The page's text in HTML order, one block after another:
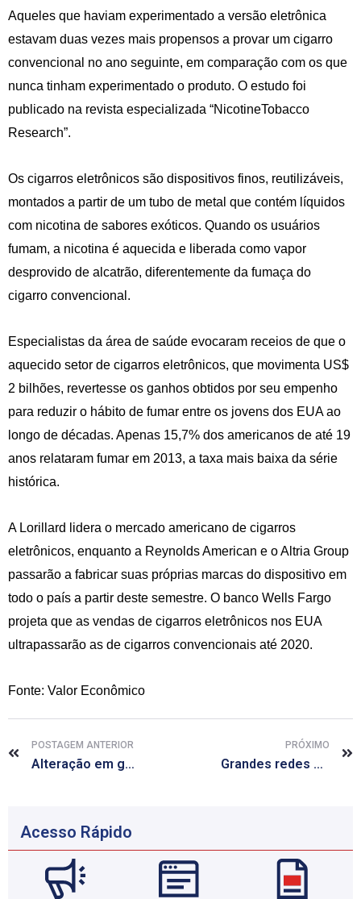
Aqueles que haviam experimentado a versão eletrônica
estavam duas vezes mais propensos a provar um cigarro
convencional no ano seguinte, em comparação com os que
nunca tinham experimentado o produto. O estudo foi
publicado na revista especializada “NicotineTobacco
Research”.
Os cigarros eletrônicos são dispositivos finos, reutilizáveis,
montados a partir de um tubo de metal que contém líquidos
com nicotina de sabores exóticos. Quando os usuários
fumam, a nicotina é aquecida e liberada como vapor
desprovido de alcatrão, diferentemente da fumaça do
cigarro convencional.
Especialistas da área de saúde evocaram receios de que o
aquecido setor de cigarros eletrônicos, que movimenta US$
2 bilhões, revertesse os ganhos obtidos por seu empenho
para reduzir o hábito de fumar entre os jovens dos EUA ao
longo de décadas. Apenas 15,7% dos americanos de até 19
anos relataram fumar em 2013, a taxa mais baixa da série
histórica.
A Lorillard lidera o mercado americano de cigarros
eletrônicos, enquanto a Reynolds American e o Altria Group
passarão a fabricar suas próprias marcas do dispositivo em
todo o país a partir deste semestre. O banco Wells Fargo
projeta que as vendas de cigarros eletrônicos nos EUA
ultrapassarão as de cigarros convencionais até 2020.
Fonte: Valor Econômico
POSTAGEM ANTERIOR
Alteração em gene parece ajudar no combate ao HIV
PRÓXIMO
Grandes redes de farmácias movimentam R$ 8,76 bi no 1º quadrimestre
Acesso Rápido